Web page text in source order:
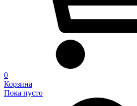
0
Корзина
Пока пусто